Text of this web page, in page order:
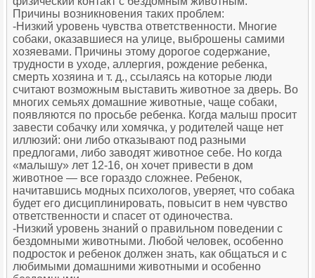
Причины возникновения таких проблем:
-Низкий уровень чувства ответственности. Многие
собаки, оказавшиеся на улице, выброшены самими
хозяевами. Причины этому дорогое содержание,
трудности в уходе, аллергия, рождение ребенка,
смерть хозяина и т. д., ссылаясь на которые люди
считают возможным выставить животное за дверь. Во
многих семьях домашние животные, чаще собаки,
появляются по просьбе ребенка. Когда малыш просит
завести собачку или хомячка, у родителей чаще нет
иллюзий: они либо отказывают под разными
предлогами, либо заводят животное себе. Но когда
«малышу» лет 12-16, он хочет привести в дом
животное — все гораздо сложнее. Ребенок,
начитавшись модных психологов, уверяет, что собака
будет его дисциплинировать, повысит в нем чувство
ответственности и спасет от одиночества.
-Низкий уровень знаний о правильном поведении с
бездомными животными. Любой человек, особенно
подросток и ребенок должен знать, как общаться и с
любимыми домашними животными и особенно